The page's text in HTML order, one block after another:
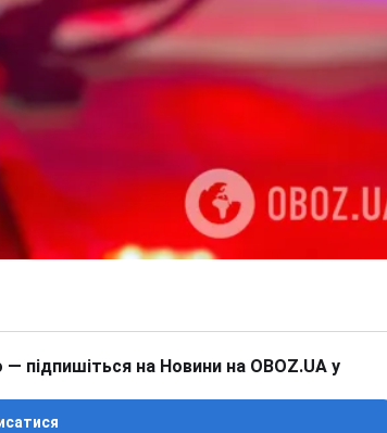
підпишіться на Новини на OBOZ.UA у